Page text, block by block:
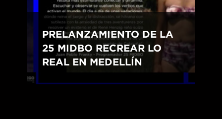
PRELANZAMIENTO DE LA
25 MIDBO RECREAR LO
REAL EN MEDELLÍN